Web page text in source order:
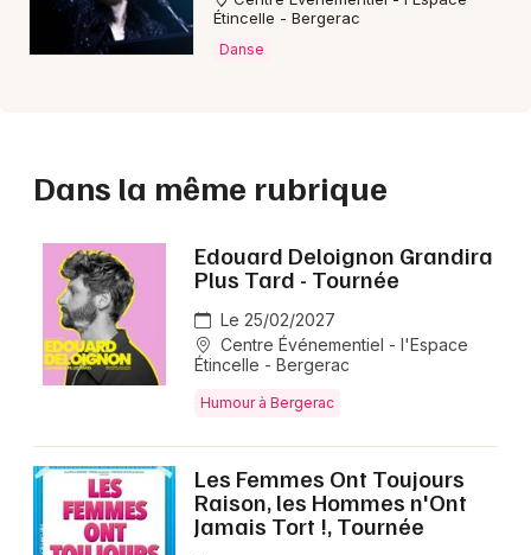
Étincelle - Bergerac
Danse
Dans la même rubrique
Edouard Deloignon Grandira
Plus Tard - Tournée
Le 25/02/2027
Centre Événementiel - l'Espace
Étincelle - Bergerac
Humour à Bergerac
Les Femmes Ont Toujours
Raison, les Hommes n'Ont
Jamais Tort !, Tournée